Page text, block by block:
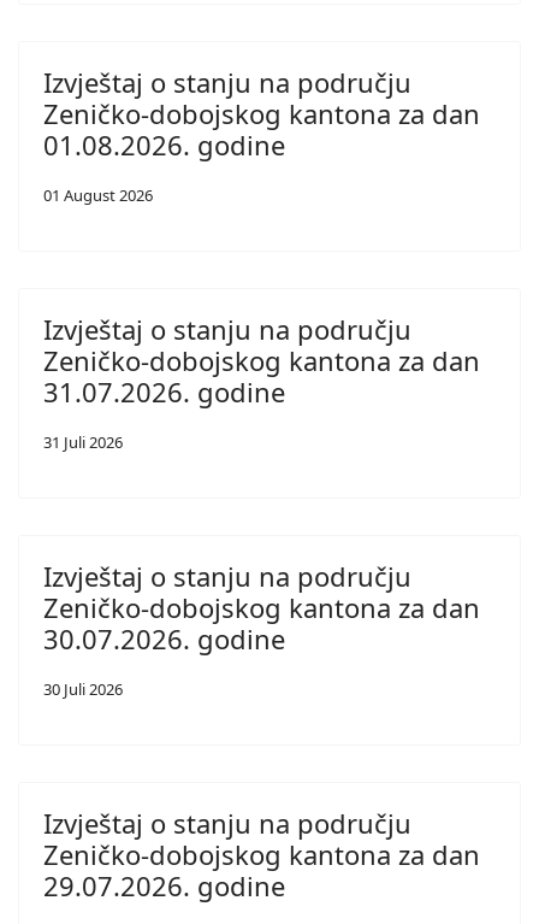
Izvještaj o stanju na području
Zeničko-dobojskog kantona za dan
01.08.2026. godine
01 August 2026
Izvještaj o stanju na području
Zeničko-dobojskog kantona za dan
31.07.2026. godine
31 Juli 2026
Izvještaj o stanju na području
Zeničko-dobojskog kantona za dan
30.07.2026. godine
30 Juli 2026
Izvještaj o stanju na području
Zeničko-dobojskog kantona za dan
29.07.2026. godine